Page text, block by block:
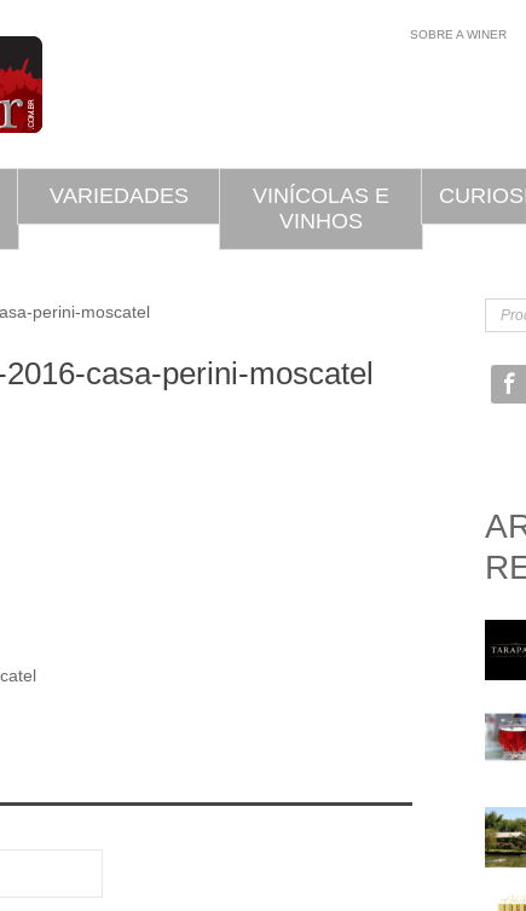
SOBRE A WINER
VARIEDADES
VINÍCOLAS E
VINHOS
perini-moscatel
casa-perini-moscatel